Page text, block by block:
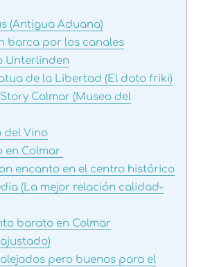
(Antigua Aduana)
barca por los canales
Unterlinden
de la Libertad (El dato friki)
Colmar (Museo del
del Vino
en Colmar
encanto en el centro histórico
(La mejor relación calidad-
barato en Colmar
pero buenos para el